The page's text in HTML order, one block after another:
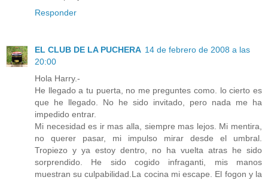
Responder
EL CLUB DE LA PUCHERA 14 de febrero de 2008 a las
20:00
Hola Harry.-
He llegado a tu puerta, no me preguntes como. lo cierto es
que he llegado. No he sido invitado, pero nada me ha
impedido entrar.
Mi necesidad es ir mas alla, siempre mas lejos. Mi mentira,
no querer pasar, mi impulso mirar desde el umbral.
Tropiezo y ya estoy dentro, no ha vuelta atras he sido
sorprendido. He sido cogido infraganti, mis manos
muestran su culpabilidad.La cocina mi escape. El fogon y la